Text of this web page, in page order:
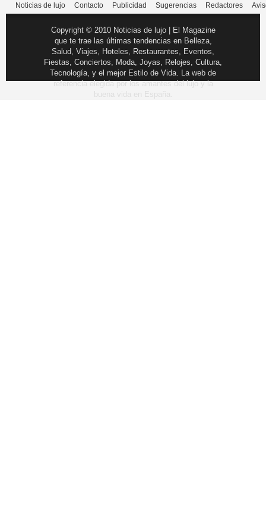
Noticias de lujo Contacto Publicidad Sugerencias Redactores
Copyright © 2010 Noticias de lujo | El Magazine
que te trae las últimas tendencias en Belleza,
Salud, Viajes, Hoteles, Restaurantes, Eventos,
Fiestas, Conciertos, Moda, Joyas, Relojes, Cultura,
Tecnología, y el mejor Estilo de Vida. La web de
referencia elegida por los amantes del lujo y la